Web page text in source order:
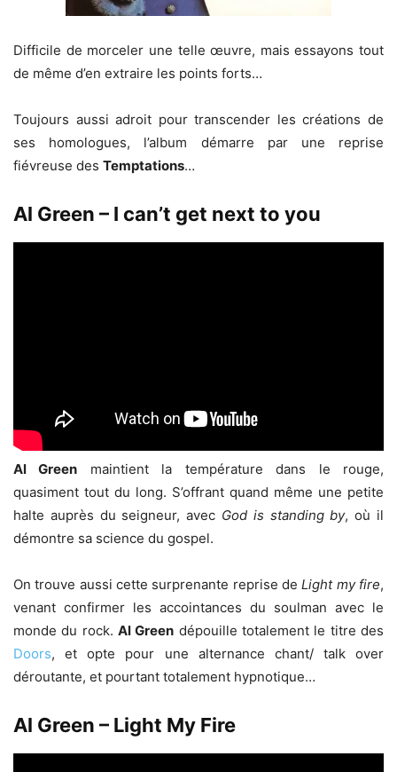
Difficile de morceler une telle œuvre, mais essayons tout
de même d’en extraire les points forts…
Toujours aussi adroit pour transcender les créations de
ses homologues, l’album démarre par une reprise
fiévreuse des Temptations…
Al Green – I can’t get next to you
Al Green maintient la température dans le rouge,
quasiment tout du long. S’offrant quand même une petite
halte auprès du seigneur, avec God is standing by, où il
démontre sa science du gospel.
On trouve aussi cette surprenante reprise deLight my fire,
venant confirmer les accointances du soulman avec le
monde du rock. Al Green dépouille totalement le titre des
Doors, et opte pour une alternance chant/ talk over
déroutante, et pourtant totalement hypnotique…
Al Green – Light My Fire